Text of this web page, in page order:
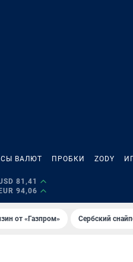
ВАЛЮТ ПРОБКИ ZODY
81,41
EUR 94,06
от «Газпром» Сербский